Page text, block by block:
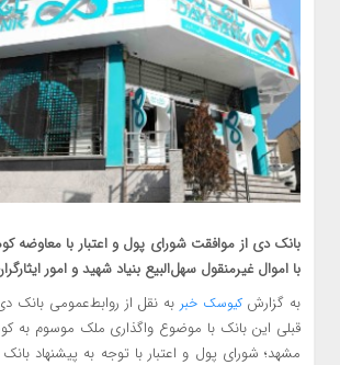
بانک دی از موافقت شورای پول و اعتبار با معاوضه
با اموال غیرمنقول سهل‌البیع بنیاد شهید و امور
به گزارشکیوسک خبر به نقل از روابط‌عمومی بانک
قبلی این بانک با موضوع واگذاری ملک موسوم به
مشهد؛ شورای پول و اعتبار با توجه به پیشنهاد